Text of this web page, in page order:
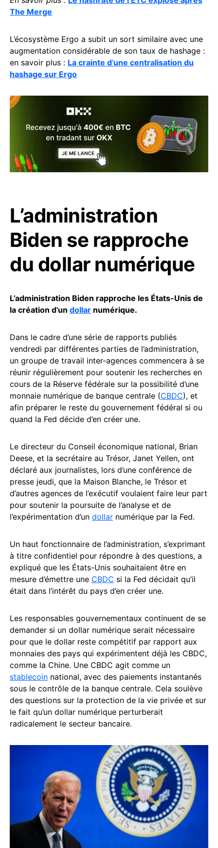
The Merge
L’écosystème Ergo a subit un sort similaire avec une
augmentation considérable de son taux de hashage :
en savoir plus : La crainte d’une centralisation du
hashage sur Ergo
L’administration
Biden se rapproche
du dollar numérique
L’administration Biden rapproche les États-Unis de
la création d’un dollar numérique.
Dans le cadre d’une série de rapports publiés
vendredi par différentes parties de l’administration,
un groupe de travail inter-agences commencera à se
réunir régulièrement pour soutenir les recherches en
cours de la Réserve fédérale sur la possibilité d’une
monnaie numérique de banque centrale (CBDC), et
afin préparer le reste du gouvernement fédéral si ou
quand la Fed décide d’en créer une.
Le directeur du Conseil économique national, Brian
Deese, et la secrétaire au Trésor, Janet Yellen, ont
déclaré aux journalistes, lors d’une conférence de
presse jeudi, que la Maison Blanche, le Trésor et
d’autres agences de l’exécutif voulaient faire leur part
pour soutenir la poursuite de l’analyse et de
l’expérimentation d’un dollar numérique par la Fed.
Un haut fonctionnaire de l’administration, s’exprimant
à titre confidentiel pour répondre à des questions, a
expliqué que les États-Unis souhaitaient être en
mesure d’émettre une CBDC si la Fed décidait qu’il
était dans l’intérêt du pays d’en créer une.
Les responsables gouvernementaux continuent de se
demander si un dollar numérique serait nécessaire
pour que le dollar reste compétitif par rapport aux
monnaies des pays qui expérimentent déjà les CBDC,
comme la Chine. Une CBDC agit comme un
stablecoin national, avec des paiements instantanés
sous le contrôle de la banque centrale. Cela soulève
des questions sur la protection de la vie privée et sur
le fait qu’un dollar numérique perturberait
radicalement le secteur bancaire.